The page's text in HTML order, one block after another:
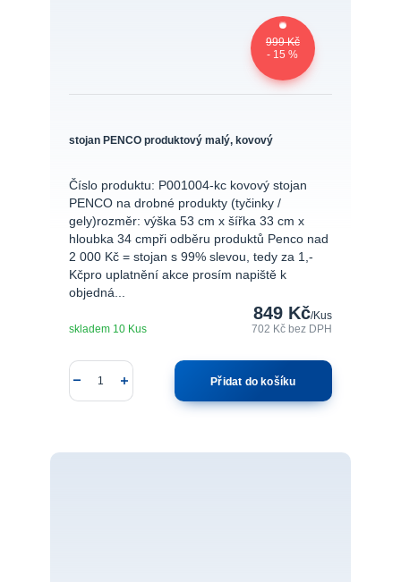
999 Kč
- 15 %
stojan PENCO produktový malý, kovový
Číslo produktu: P001004-kc kovový stojan
PENCO na drobné produkty (tyčinky /
gely)rozměr: výška 53 cm x šířka 33 cm x
hloubka 34 cmpři odběru produktů Penco nad
2 000 Kč = stojan s 99% slevou, tedy za 1,-
Kčpro uplatnění akce prosím napiště k
objedná...
849 Kč/Kus
702 Kčbez DPH
skladem 10 Kus
Přidat do košíku